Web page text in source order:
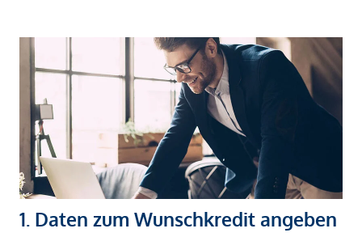
1. Daten zum Wunschkredit angeben